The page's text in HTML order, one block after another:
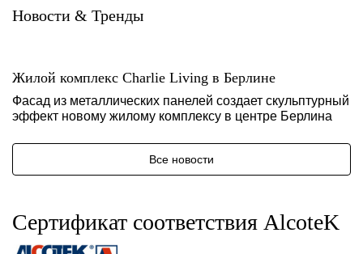
Сертификат соответствия AlcoteK
Новости & Тренды
Жилой комплекс Charlie Living в Берлине
Фасад из металлических панелей создает скульптурный
эффект новому жилому комплексу в центре Берлина
Все новости